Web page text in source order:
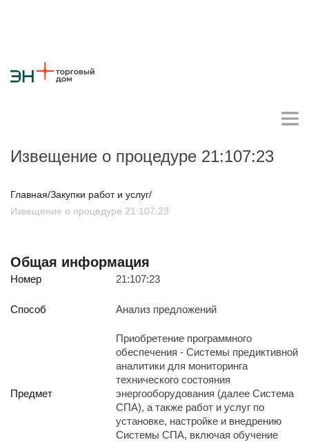
Стратегия
Карьера
Противодействие коррупции
Закупки товаров
Реализация непрофильных активов
Извещение о процедуре 21:107:23
Главная/Закупки работ и услуг/
Извещение о процедуре 21:107:23
Общая информация
Номер 21:107:23
Способ Анализ предложений
Предмет
Приобретение программного
обеспечения - Системы предиктивной
аналитики для мониторинга
технического состояния
энергооборудования (далее Система
СПА), а также работ и услуг по
установке, настройке и внедрению
Системы СПА, включая обучение